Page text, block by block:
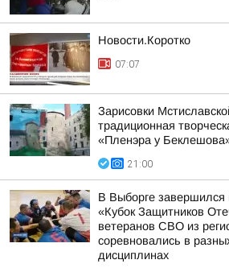
Новости.Коротко
07:07
Зарисовки
традиционная
«Пленэра у
21:00
В Выборге
«Кубок Защитников
ветеранов СВО из
соревновались в
дисциплинах